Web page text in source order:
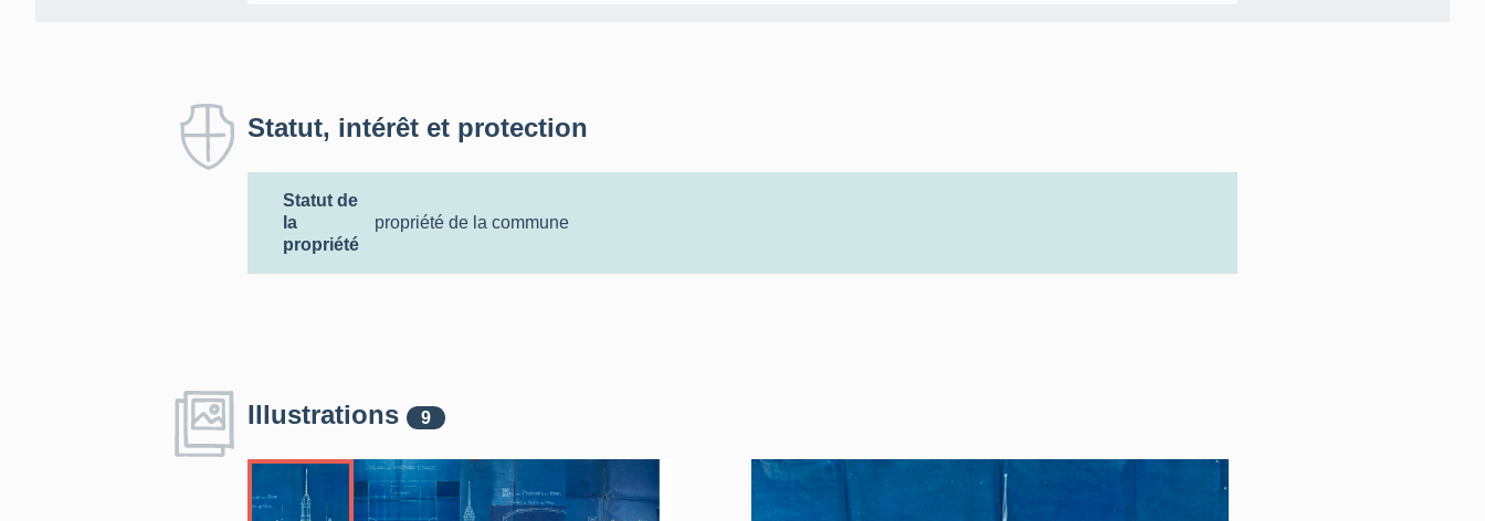
Statut, intérêt et protection
Statut de
la
propriété
propriété de la commune
Illustrations 9